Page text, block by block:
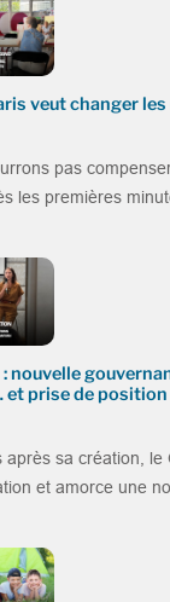
veut changer les
pas
les premières
: nouvelle
prise de
après sa création, le
et amorce une